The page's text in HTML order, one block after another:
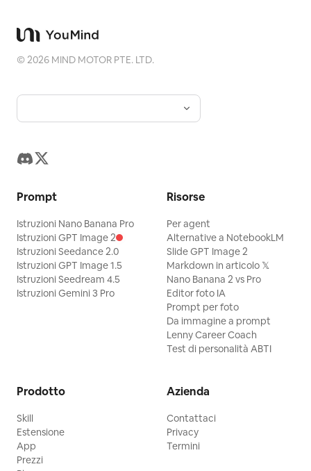
©2026 MIND MOTOR PTE. LTD.
Prompt
Istruzioni Nano Banana Pro
Istruzioni GPT Image 2
Istruzioni Seedance 2.0
Istruzioni GPT Image 1.5
Istruzioni Seedream 4.5
Istruzioni Gemini 3 Pro
Risorse
Per agent
Alternative a NotebookLM
Slide GPT Image 2
Markdown in articolo 𝕏
Nano Banana 2 vs Pro
Editor foto IA
Prompt per foto
Da immagine a prompt
Lenny Career Coach
Test di personalità ABTI
Prodotto
Skill
Estensione
App
Prezzi
Azienda
Contattaci
Privacy
Termini